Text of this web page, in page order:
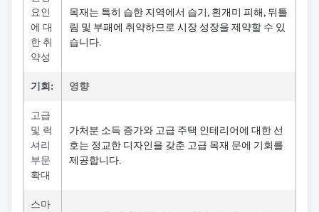
요인
에 대
한 취
약성
목재는 특히 습한 지역에서 습기, 흰개미 피해, 뒤틀
림 및 부패에 취약하므로 시장 성장을 제약할 수 있
습니다.
기회: 영향
고급
및 럭
셔리
부문
확대
가처분 소득 증가와 고급 주택 인테리어에 대한 선
호는 정교한 디자인을 갖춘 고급 목재 문에 기회를
제공합니다.
스마